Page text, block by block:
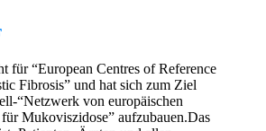
für “European Centres of Reference
Fibrosis” und hat sich zum Ziel
“Netzwerk von europäischen
Mukoviszidose” aufzubauen.Das